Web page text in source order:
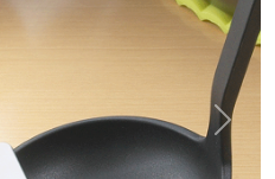
Next